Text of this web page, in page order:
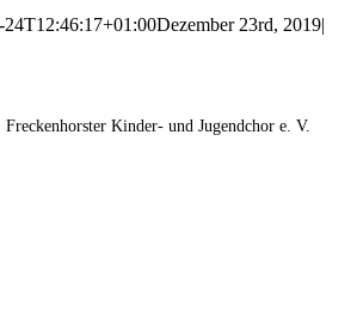
24T12:46:17+01:00Dezember 23rd, 2019|
Freckenhorster Kinder- und Jugendchor e. V.